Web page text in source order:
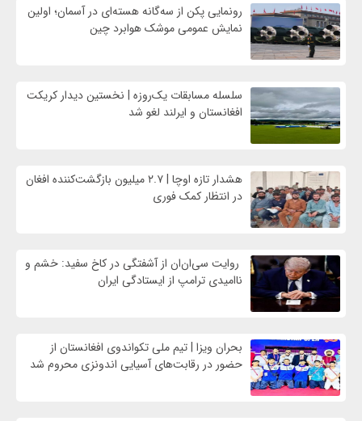
رونمایی پکن از سه‌گانه هسته‌ای در آسمان؛ اولین
نمایش عمومی موشک هوابرد چین
سلسله مسابقات یک‌روزه | نخستین دیدار کریکت
افغانستان و ایرلند لغو شد
هشدار تازه اوچا | ۲.۷ میلیون بازگشت‌کننده افغان
در انتظار کمک فوری
روایت سی‌ان‌ان از آشفتگی در کاخ سفید: خشم و
ناامیدی ترامپ از ایستادگی ایران
بحران ویزا | تیم ملی تکواندوی افغانستان از
حضور در رقابت‌های آسیایی اندونزی محروم شد